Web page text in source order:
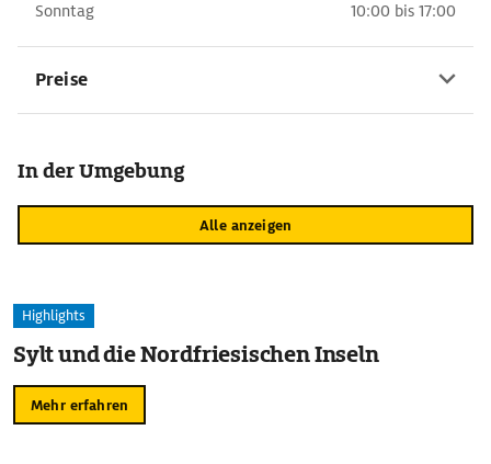
Sonntag 10:00 bis 17:00
Preise
In der Umgebung
Alle anzeigen
Highlights
Sylt und die Nordfriesischen Inseln
Mehr erfahren